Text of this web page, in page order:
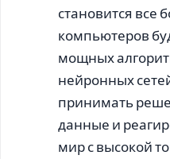
становится все
компьютеров
мощных
нейронных
принимать
данные и
мир с высокой